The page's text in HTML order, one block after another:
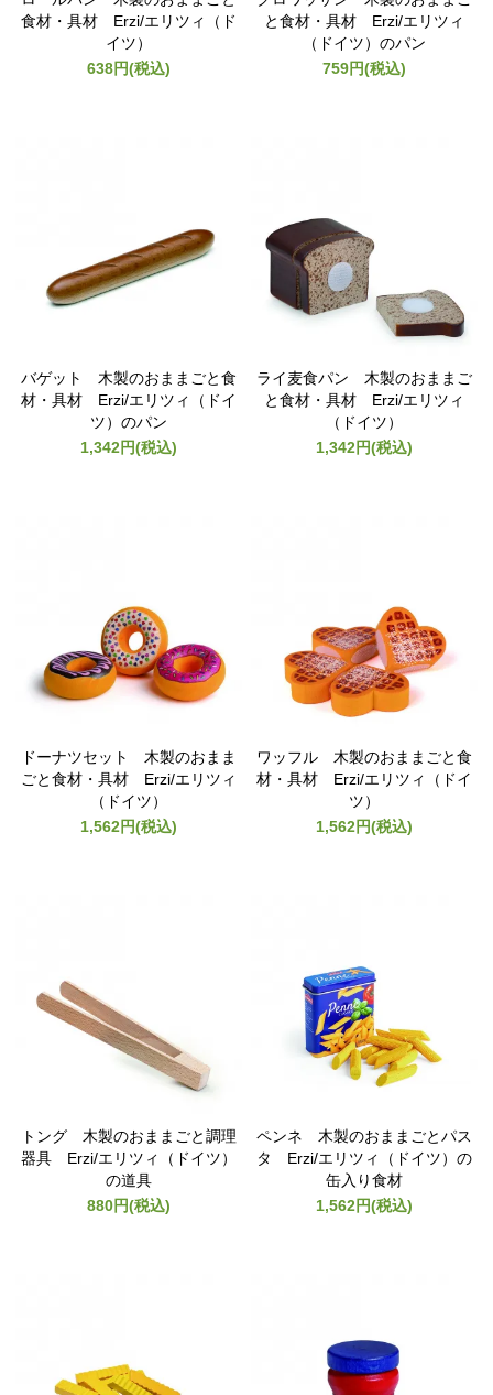
食材・具材 Erzi/エリツィ（ド
イツ）
638円(税込)
と食材・具材 Erzi/エリツィ
（ドイツ）のパン
759円(税込)
バゲット 木製のおままごと食
材・具材 Erzi/エリツィ（ドイ
ツ）のパン
1,342円(税込)
ライ麦食パン 木製のおままご
と食材・具材 Erzi/エリツィ
（ドイツ）
1,342円(税込)
ドーナツセット 木製のおまま
ごと食材・具材 Erzi/エリツィ
（ドイツ）
1,562円(税込)
ワッフル 木製のおままごと食
材・具材 Erzi/エリツィ（ドイ
ツ）
1,562円(税込)
トング 木製のおままごと調理
器具 Erzi/エリツィ（ドイツ）
の道具
880円(税込)
ペンネ 木製のおままごとパス
タ Erzi/エリツィ（ドイツ）の
缶入り食材
1,562円(税込)